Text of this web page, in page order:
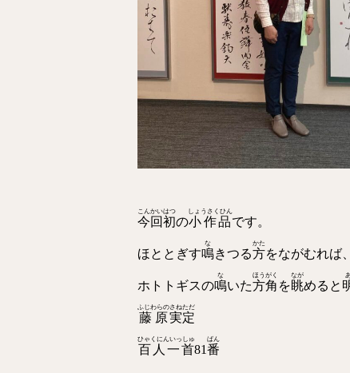
今回
こんかい
初
はつ
の小作品
しょうさくひん
です。
ほととぎす鳴
な
きつる方
かた
をながむれば、
ホトトギスの鳴
な
いた方角
ほうがく
を眺
なが
めると
藤原
ふじわらの
実定
さねただ
百人一首
ひゃくにんいっしゅ
81番
ばん